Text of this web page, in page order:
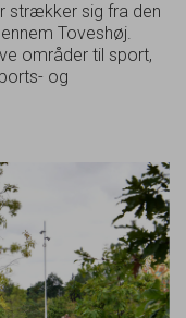
strækker sig fra den
Toveshøj.
områder til sport,
og